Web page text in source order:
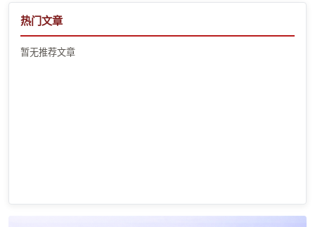
热门文章
暂无推荐文章